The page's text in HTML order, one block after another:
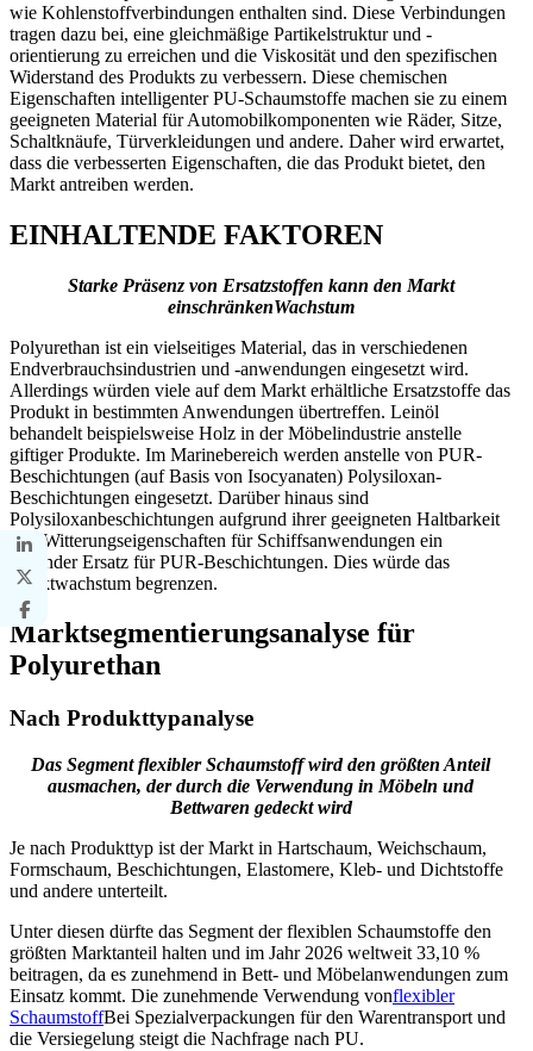
wie Kohlenstoffverbindungen enthalten sind. Diese Verbindungen
tragen dazu bei, eine gleichmäßige Partikelstruktur und -
orientierung zu erreichen und die Viskosität und den spezifischen
Widerstand des Produkts zu verbessern. Diese chemischen
Eigenschaften intelligenter PU-Schaumstoffe machen sie zu einem
geeigneten Material für Automobilkomponenten wie Räder, Sitze,
Schaltknäufe, Türverkleidungen und andere. Daher wird erwartet,
dass die verbesserten Eigenschaften, die das Produkt bietet, den
Markt antreiben werden.
EINHALTENDE FAKTOREN
Starke Präsenz von Ersatzstoffen kann den Markt
einschränkenWachstum
Polyurethan ist ein vielseitiges Material, das in verschiedenen
Endverbrauchsindustrien und -anwendungen eingesetzt wird.
Allerdings würden viele auf dem Markt erhältliche Ersatzstoffe das
Produkt in bestimmten Anwendungen übertreffen. Leinöl
behandelt beispielsweise Holz in der Möbelindustrie anstelle
giftiger Produkte. Im Marinebereich werden anstelle von PUR-
Beschichtungen (auf Basis von Isocyanaten) Polysiloxan-
Beschichtungen eingesetzt. Darüber hinaus sind
Polysiloxanbeschichtungen aufgrund ihrer geeigneten Haltbarkeit
und Witterungseigenschaften für Schiffsanwendungen ein
gesunder Ersatz für PUR-Beschichtungen. Dies würde das
Marktwachstum begrenzen.
Marktsegmentierungsanalyse für
Polyurethan
Nach Produkttypanalyse
Das Segment flexibler Schaumstoff wird den größten Anteil
ausmachen, der durch die Verwendung in Möbeln und
Bettwaren gedeckt wird
Je nach Produkttyp ist der Markt in Hartschaum, Weichschaum,
Formschaum, Beschichtungen, Elastomere, Kleb- und Dichtstoffe
und andere unterteilt.
Unter diesen dürfte das Segment der flexiblen Schaumstoffe den
größten Marktanteil halten und im Jahr 2026 weltweit 33,10 %
beitragen, da es zunehmend in Bett- und Möbelanwendungen zum
Einsatz kommt. Die zunehmende Verwendung vonflexibler
SchaumstoffBei Spezialverpackungen für den Warentransport und
die Versiegelung steigt die Nachfrage nach PU.